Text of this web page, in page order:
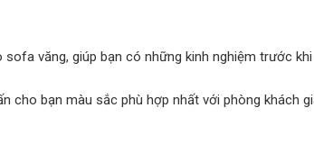
văng, giúp bạn có những kinh nghiệm trước
cho bạn màu sắc phù hợp nhất với phòng khách